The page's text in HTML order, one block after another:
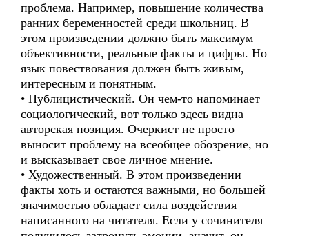
проблема. Например, повышение количества
ранних беременностей среди школьниц. В
этом произведении должно быть максимум
объективности, реальные факты и цифры. Но
язык повествования должен быть живым,
интересным и понятным.
• Публицистический. Он чем-то напоминает
социологический, вот только здесь видна
авторская позиция. Очеркист не просто
выносит проблему на всеобщее обозрение, но
и высказывает свое личное мнение.
• Художественный. В этом произведении
факты хоть и остаются важными, но большей
значимостью обладает сила воздействия
написанного на читателя. Если у сочинителя